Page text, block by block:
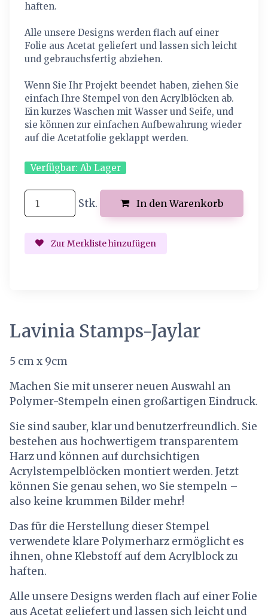
haften.
Alle unsere Designs werden flach auf einer
Folie aus Acetat geliefert und lassen sich leicht
und gebrauchsfertig abziehen.
Wenn Sie Ihr Projekt beendet haben, ziehen Sie
einfach Ihre Stempel von den Acrylblöcken ab.
Ein kurzes Waschen mit Wasser und Seife, und
sie können zur einfachen Aufbewahrung wieder
auf die Acetatfolie geklappt werden.
Verfügbar: Ab Lager
Stk. In den Warenkorb
Zur Merkliste hinzufügen
Lavinia Stamps-Jaylar
5 cm x 9cm
Machen Sie mit unserer neuen Auswahl an
Polymer-Stempeln einen großartigen Eindruck.
Sie sind sauber, klar und benutzerfreundlich. Sie
bestehen aus hochwertigem transparentem
Harz und können auf durchsichtigen
Acrylstempelblöcken montiert werden. Jetzt
können Sie genau sehen, wo Sie stempeln –
also keine krummen Bilder mehr!
Das für die Herstellung dieser Stempel
verwendete klare Polymerharz ermöglicht es
ihnen, ohne Klebstoff auf dem Acrylblock zu
haften.
Alle unsere Designs werden flach auf einer Folie
aus Acetat geliefert und lassen sich leicht und